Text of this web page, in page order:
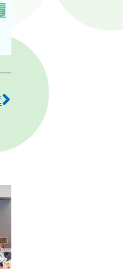
下一篇